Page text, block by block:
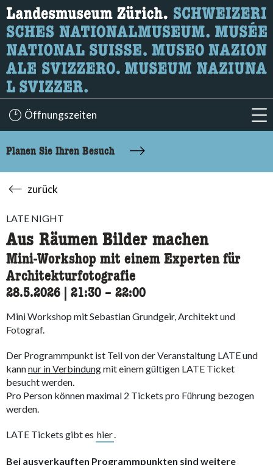
Wonach suchen Sie?
Hier können Sie nach Inhalten der Seite suchen.
Öffnungszeiten
Planen Sie Ihren Besuch
zurück
LATE NIGHT
Aus Räumen Bilder machen
Mini-Workshop mit einem Experten für
Architekturfotografie
28.5.2026 21:30 accessibility.time_to
– 22:00
Mini Workshop mit Sebastian Grundgeir, Architekt und
Fotograf.
Der Programmpunkt ist Teil von der Veranstaltung LATE und
kannnur in Verbindungmit einem gültigen LATE Ticket
besucht werden.
Pro Person können maximal 2 Tickets pro Führung bezogen
werden.
LATE Tickets gibt es hier.
Bei ausverkauften Programmpunkten sind weitere